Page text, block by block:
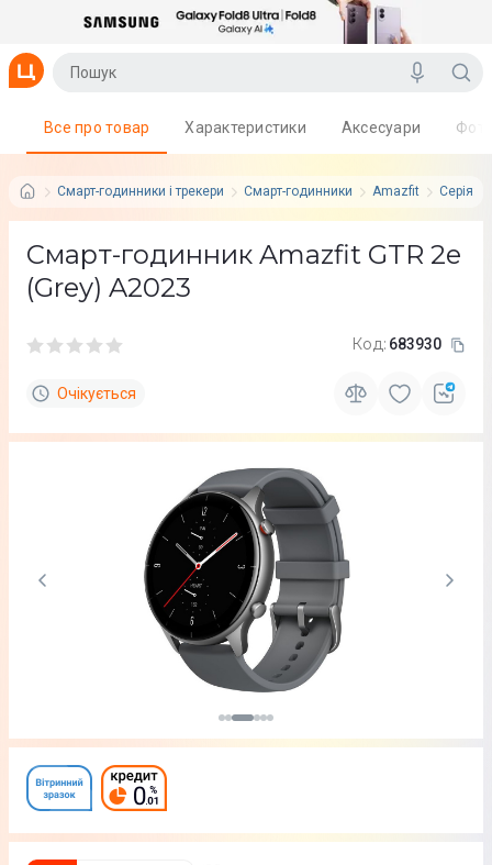
Смарт-годинники і трекери Смарт-годинники Amazfit Серія:
Все про товар Характеристики Аксесуари
Смарт-годинник Amazfit GTR 2e
(Grey) A2023
Код: 683930
Очікується